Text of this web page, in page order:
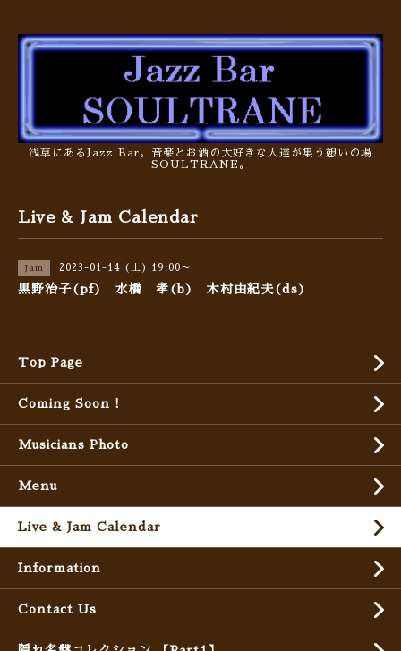
浅草にあるJazz Bar。音楽とお酒の大好きな人達が集う憩いの場
SOULTRANE。
Live & Jam Calendar
Jam 2023-01-14 (土) 19:00～
黒野治子(pf) 水橋 孝(b) 木村由紀夫(ds)
Top Page
Coming Soon !
Musicians Photo
Menu
Live & Jam Calendar
Information
Contact Us